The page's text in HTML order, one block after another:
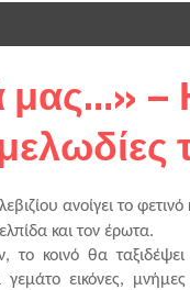
μας…»
ανοίγει το φετινό
και τον έρωτα.
κοινό θα
εικόνες,